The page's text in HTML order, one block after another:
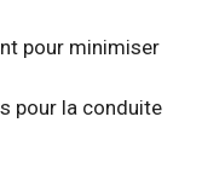
pour minimiser
pour la conduite